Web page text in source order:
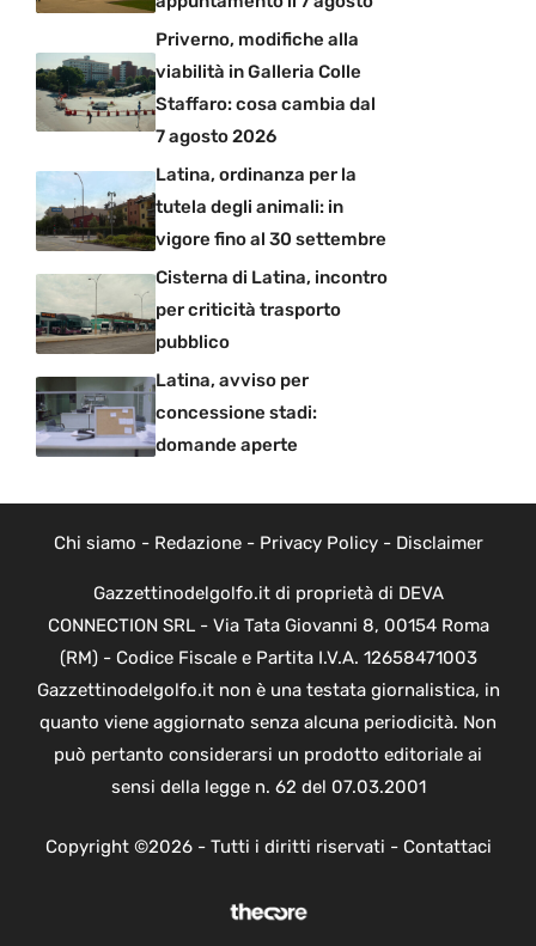
Priverno, modifiche alla
viabilità in Galleria Colle
Staffaro: cosa cambia dal
7 agosto 2026
Latina, ordinanza per la
tutela degli animali: in
vigore fino al 30 settembre
Cisterna di Latina, incontro
per criticità trasporto
pubblico
Latina, avviso per
concessione stadi:
domande aperte
Chi siamo - Redazione- Privacy Policy- Disclaimer
Gazzettinodelgolfo.it di proprietà di DEVA
CONNECTION SRL - Via Tata Giovanni 8, 00154 Roma
(RM) - Codice Fiscale e Partita I.V.A. 12658471003
Gazzettinodelgolfo.it non è una testata giornalistica, in
quanto viene aggiornato senza alcuna periodicità. Non
può pertanto considerarsi un prodotto editoriale ai
sensi della legge n. 62 del 07.03.2001
Copyright ©2026 - Tutti i diritti riservati - Contattaci